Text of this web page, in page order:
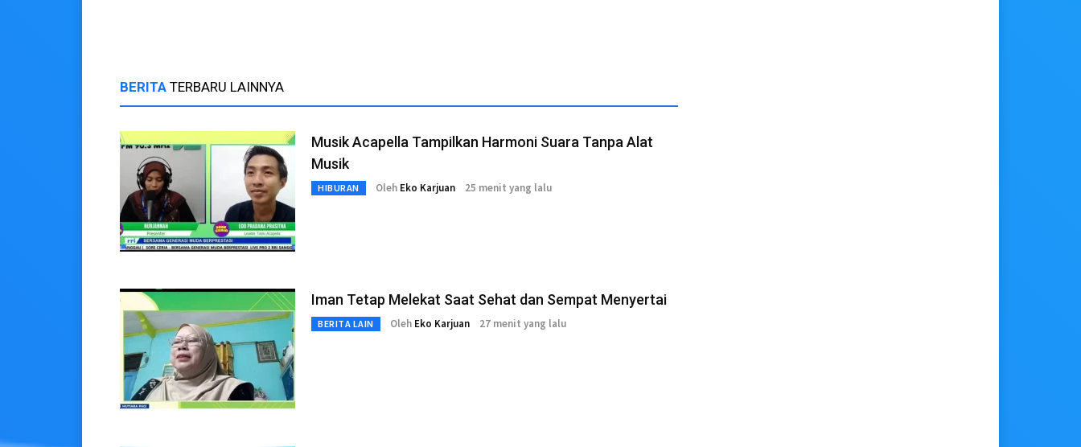
BERITA TERBARU LAINNYA
Musik Acapella Tampilkan Harmoni Suara Tanpa Alat
Musik
HIBURAN Oleh Eko Karjuan 25 menit yang lalu
Iman Tetap Melekat Saat Sehat dan Sempat Menyertai
BERITA LAIN Oleh Eko Karjuan 27 menit yang lalu